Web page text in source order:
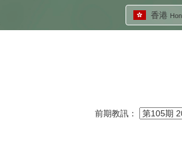
香港
前期教訊：